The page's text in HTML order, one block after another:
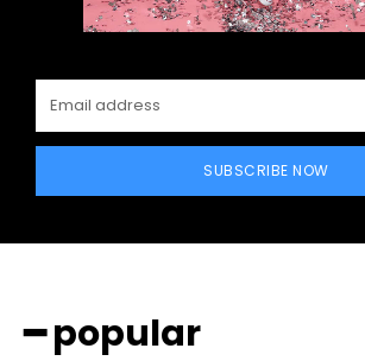
SUBSCRIBE NOW
━ popular